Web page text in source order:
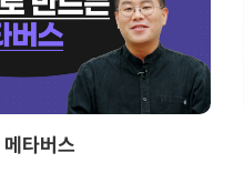
타버스